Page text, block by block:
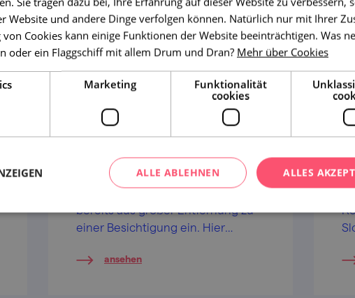
Schloss Mikulov
Das majestätische Schloss lädt Sie
bereits aus großer Entfernung zu
einer Besichtigung ein. Hier
Napoleon.
ansehen
Website und andere Dinge verfolgen können. Natürlich nur mit Ihrer
Cookies kann einige Funktionen der Website beeinträchtigen. Was
oder ein Flaggschiff mit allem Drum und Dran? Mehr über Cookies
Marketing
Funktionalität
cookies
ALLES
ALLE ABLEHNEN